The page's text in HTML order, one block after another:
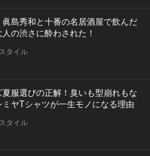
島秀和と十番の名居酒屋で飲んだ
人の渋さに酔わされた！
タイル
夏服選びの正解！臭いも型崩れもな
ミヤTシャツが一生モノになる理由
タイル